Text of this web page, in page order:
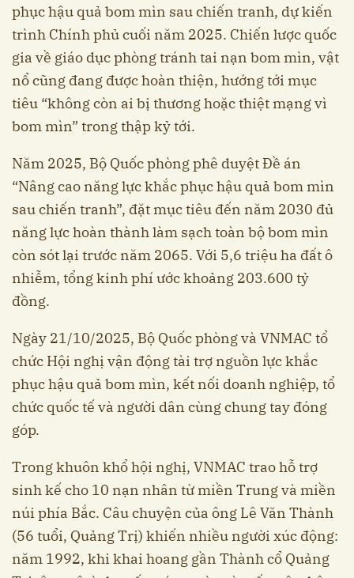
phục hậu quả bom mìn sau chiến tranh, dự kiến
trình Chính phủ cuối năm 2025. Chiến lược quốc
gia về giáo dục phòng tránh tai nạn bom mìn, vật
nổ cũng đang được hoàn thiện, hướng tới mục
tiêu “không còn ai bị thương hoặc thiệt mạng vì
bom mìn” trong thập kỷ tới.
Năm 2025, Bộ Quốc phòng phê duyệt Đề án
“Nâng cao năng lực khắc phục hậu quả bom mìn
sau chiến tranh”, đặt mục tiêu đến năm 2030 đủ
năng lực hoàn thành làm sạch toàn bộ bom mìn
còn sót lại trước năm 2065. Với 5,6 triệu ha đất ô
nhiễm, tổng kinh phí ước khoảng 203.600 tỷ
đồng.
Ngày 21/10/2025, Bộ Quốc phòng và VNMAC tổ
chức Hội nghị vận động tài trợ nguồn lực khắc
phục hậu quả bom mìn, kết nối doanh nghiệp, tổ
chức quốc tế và người dân cùng chung tay đóng
góp.
Trong khuôn khổ hội nghị, VNMAC trao hỗ trợ
sinh kế cho 10 nạn nhân từ miền Trung và miền
núi phía Bắc. Câu chuyện của ông Lê Văn Thành
(56 tuổi, Quảng Trị) khiến nhiều người xúc động:
năm 1992, khi khai hoang gần Thành cổ Quảng